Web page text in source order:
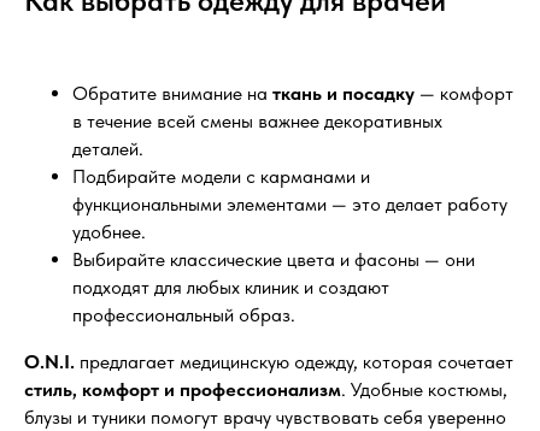
Обратите внимание на ткань и посадку — комфорт
в течение всей смены важнее декоративных
деталей.
Подбирайте модели с карманами и
функциональными элементами — это делает работу
удобнее.
Выбирайте классические цвета и фасоны — они
подходят для любых клиник и создают
профессиональный образ.
O.N.I. предлагает медицинскую одежду, которая сочетает
стиль, комфорт и профессионализм. Удобные костюмы,
блузы и туники помогут врачу чувствовать себя уверенно